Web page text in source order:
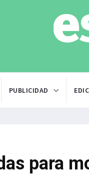
PUBLICIDAD
para